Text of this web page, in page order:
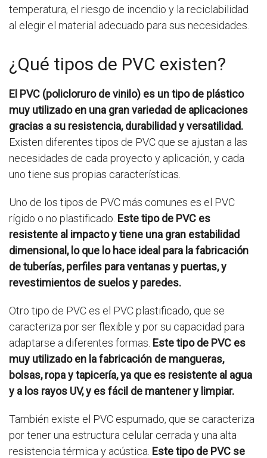
temperatura, el riesgo de incendio y la reciclabilidad
al elegir el material adecuado para sus necesidades.
¿Qué tipos de PVC existen?
El PVC (policloruro de vinilo) es un tipo de plástico
muy utilizado en una gran variedad de aplicaciones
gracias a su resistencia, durabilidad y versatilidad.
Existen diferentes tipos de PVC que se ajustan a las
necesidades de cada proyecto y aplicación, y cada
uno tiene sus propias características.
Uno de los tipos de PVC más comunes es el PVC
rígido o no plastificado. Este tipo de PVC es
resistente al impacto y tiene una gran estabilidad
dimensional, lo que lo hace ideal para la fabricación
de tuberías, perfiles para ventanas y puertas, y
revestimientos de suelos y paredes.
Otro tipo de PVC es el PVC plastificado, que se
caracteriza por ser flexible y por su capacidad para
adaptarse a diferentes formas. Este tipo de PVC es
muy utilizado en la fabricación de mangueras,
bolsas, ropa y tapicería, ya que es resistente al agua
y a los rayos UV, y es fácil de mantener y limpiar.
También existe el PVC espumado, que se caracteriza
por tener una estructura celular cerrada y una alta
resistencia térmica y acústica. Este tipo de PVC se